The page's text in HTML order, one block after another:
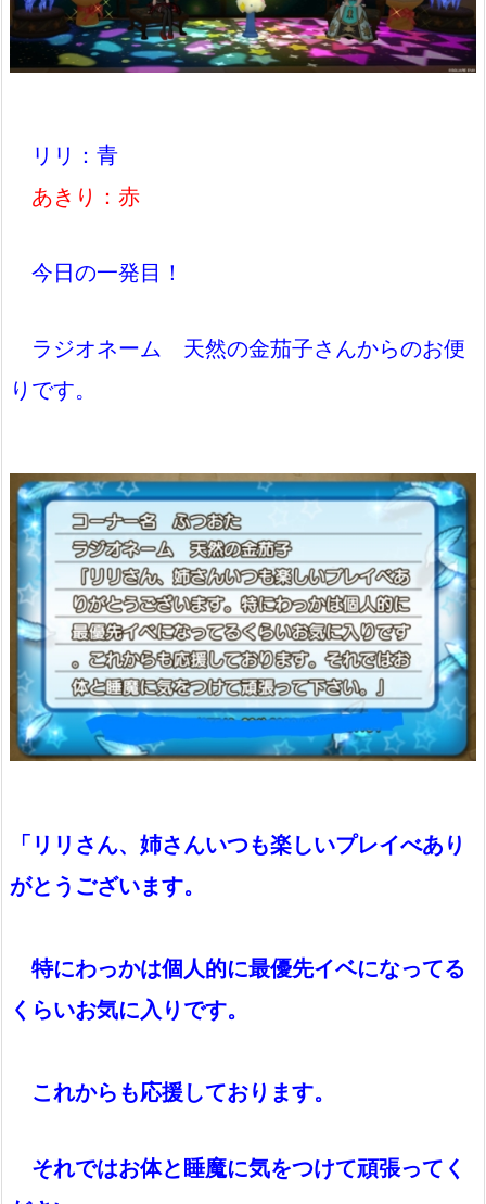
リリ：青
あきり：赤
今日の一発目！
ラジオネーム 天然の金茄子さんからのお便
りです。
「リリさん、姉さんいつも楽しいプレイべあり
がとうございます。
特にわっかは個人的に最優先イベになってる
くらいお気に入りです。
これからも応援しております。
それではお体と睡魔に気をつけて頑張ってく